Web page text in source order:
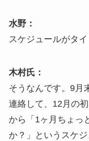
水野：
スケジュールがタイ
木村氏：
そうなんです。9月
連絡して、12月の
から「1ヶ月ちょっ
か？」というスケジ